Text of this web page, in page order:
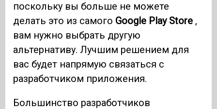
поскольку вы больше не можете
делать это из самого Google Play Store ,
вам нужно выбрать другую
альтернативу. Лучшим решением для
вас будет напрямую связаться с
разработчиком приложения.
Большинство разработчиков